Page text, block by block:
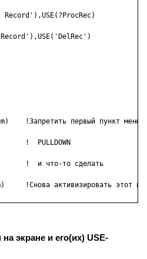
Record'),USE(?ProcRec)
!Запретить первый пункт меню
!  PULLDOWN
!  и что-то сделать
!Снова активизировать этот
экране и его(их) USE-